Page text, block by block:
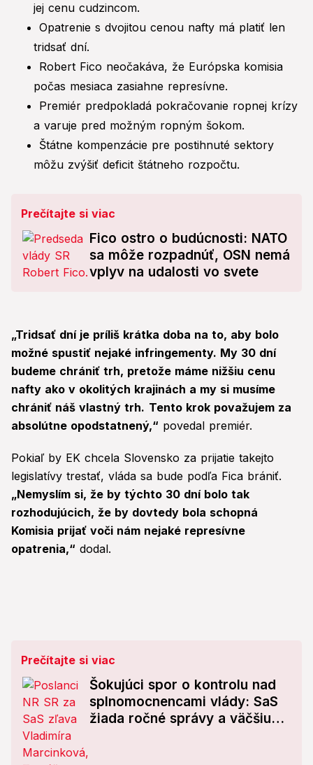
jej cenu cudzincom.
Opatrenie s dvojitou cenou nafty má platiť len
tridsať dní.
Robert Fico neočakáva, že Európska komisia
počas mesiaca zasiahne represívne.
Premiér predpokladá pokračovanie ropnej krízy
a varuje pred možným ropným šokom.
Štátne kompenzácie pre postihnuté sektory
môžu zvýšiť deficit štátneho rozpočtu.
Prečítajte si viac
Fico ostro o budúcnosti: NATO
sa môže rozpadnúť, OSN nemá
vplyv na udalosti vo svete
„Tridsať dní je príliš krátka doba na to, aby bolo
možné spustiť nejaké infringementy. My 30 dní
budeme chrániť trh, pretože máme nižšiu cenu
nafty ako v okolitých krajinách a my si musíme
chrániť náš vlastný trh. Tento krok považujem za
absolútne opodstatnený,“ povedal premiér.
Pokiaľ by EK chcela Slovensko za prijatie takejto
legislatívy trestať, vláda sa bude podľa Fica brániť.
„Nemyslím si, že by týchto 30 dní bolo tak
rozhodujúcich, že by dovtedy bola schopná
Komisia prijať voči nám nejaké represívne
opatrenia,“ dodal.
Prečítajte si viac
Šokujúci spor o kontrolu nad
splnomocnencami vlády: SaS
žiada ročné správy a väčšiu